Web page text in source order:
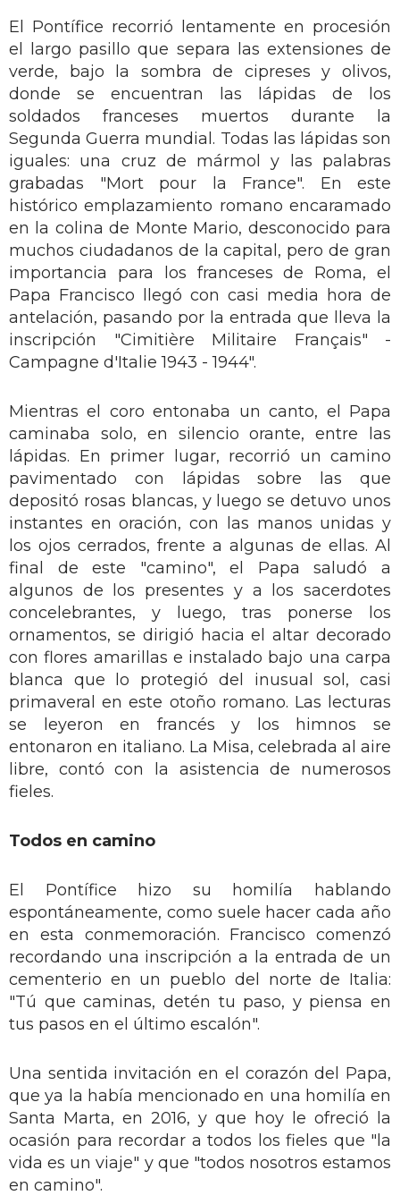
El Pontífice recorrió lentamente en procesión
el largo pasillo que separa las extensiones de
verde, bajo la sombra de cipreses y olivos,
donde se encuentran las lápidas de los
soldados franceses muertos durante la
Segunda Guerra mundial. Todas las lápidas son
iguales: una cruz de mármol y las palabras
grabadas "Mort pour la France". En este
histórico emplazamiento romano encaramado
en la colina de Monte Mario, desconocido para
muchos ciudadanos de la capital, pero de gran
importancia para los franceses de Roma, el
Papa Francisco llegó con casi media hora de
antelación, pasando por la entrada que lleva la
inscripción "Cimitière Militaire Français" -
Campagne d'Italie 1943 - 1944".
Mientras el coro entonaba un canto, el Papa
caminaba solo, en silencio orante, entre las
lápidas. En primer lugar, recorrió un camino
pavimentado con lápidas sobre las que
depositó rosas blancas, y luego se detuvo unos
instantes en oración, con las manos unidas y
los ojos cerrados, frente a algunas de ellas. Al
final de este "camino", el Papa saludó a
algunos de los presentes y a los sacerdotes
concelebrantes, y luego, tras ponerse los
ornamentos, se dirigió hacia el altar decorado
con flores amarillas e instalado bajo una carpa
blanca que lo protegió del inusual sol, casi
primaveral en este otoño romano. Las lecturas
se leyeron en francés y los himnos se
entonaron en italiano. La Misa, celebrada al aire
libre, contó con la asistencia de numerosos
fieles.
Todos en camino
El Pontífice hizo su homilía hablando
espontáneamente, como suele hacer cada año
en esta conmemoración. Francisco comenzó
recordando una inscripción a la entrada de un
cementerio en un pueblo del norte de Italia:
"Tú que caminas, detén tu paso, y piensa en
tus pasos en el último escalón".
Una sentida invitación en el corazón del Papa,
que ya la había mencionado en una homilía en
Santa Marta, en 2016, y que hoy le ofreció la
ocasión para recordar a todos los fieles que "la
vida es un viaje" y que "todos nosotros estamos
en camino".